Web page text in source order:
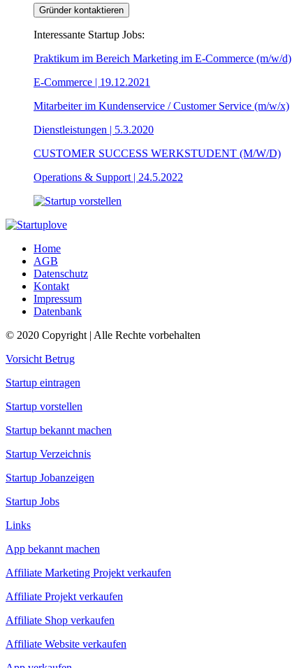
Gründer kontaktieren
Interessante Startup Jobs:
Praktikum im Bereich Marketing im E-Commerce (m/w/d)
E-Commerce | 19.12.2021
Mitarbeiter im Kundenservice / Customer Service (m/w/x)
Dienstleistungen | 5.3.2020
CUSTOMER SUCCESS WERKSTUDENT (M/W/D)
Operations & Support | 24.5.2022
Home
AGB
Datenschutz
Kontakt
Impressum
Datenbank
© 2020 Copyright | Alle Rechte vorbehalten
Vorsicht Betrug
Startup eintragen
Startup vorstellen
Startup bekannt machen
Startup Verzeichnis
Startup Jobanzeigen
Startup Jobs
Links
App bekannt machen
Affiliate Marketing Projekt verkaufen
Affiliate Projekt verkaufen
Affiliate Shop verkaufen
Affiliate Website verkaufen